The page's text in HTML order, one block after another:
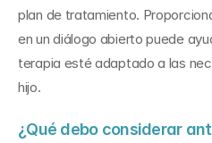
plan de tratamiento.
en un diálogo abierto puede
terapia esté adaptado a las
hijo.
¿Qué debo considerar